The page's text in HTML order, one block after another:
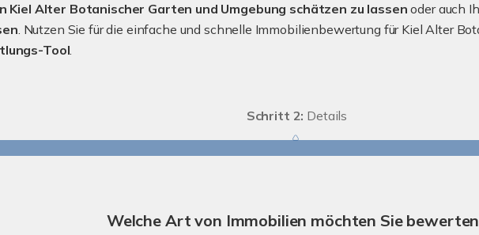
Kiel Alter Botanischer Garten und Umgebung schätzen zu lassen oder auch
. Nutzen Sie für die einfache und schnelle Immobilienbewertung für Kiel Alter
Tool.
Schritt 2: Details
Welche Art von Immobilien möchten Sie